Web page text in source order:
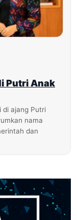
Putri Anak
di ajang Putri
nama
dan